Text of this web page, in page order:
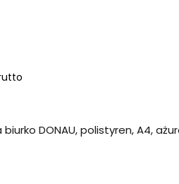
DONAU, polistyren, A4,